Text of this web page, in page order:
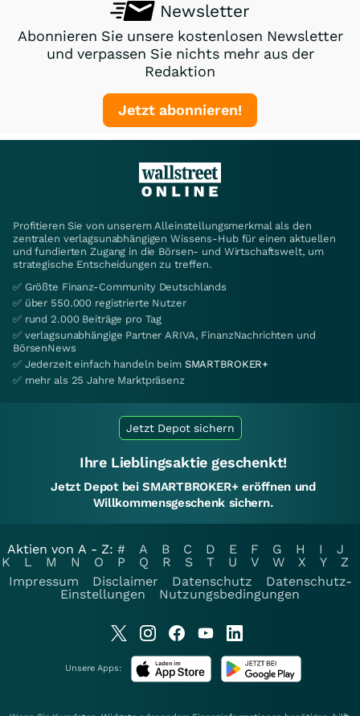
Newsletter
Abonnieren Sie unsere kostenlosen Newsletter
und verpassen Sie nichts mehr aus der
Redaktion
Jetzt abonnieren!
Profitieren Sie von unserem Alleinstellungsmerkmal als den
zentralen verlagsunabhängigen Wissens-Hub für einen aktuellen
und fundierten Zugang in die Börsen- und Wirtschaftswelt, um
strategische Entscheidungen zu treffen.
✅ Größte Finanz-Community Deutschlands
✅ über 550.000 registrierte Nutzer
✅ rund 2.000 Beiträge pro Tag
✅ verlagsunabhängige Partner ARIVA, FinanzNachrichten und
BörsenNews
✅ Jederzeit einfach handeln beim SMARTBROKER+
✅ mehr als 25 Jahre Marktpräsenz
Jetzt Depot sichern
Ihre Lieblingsaktie geschenkt!
Jetzt Depot bei SMARTBROKER+ eröffnen und
Willkommensgeschenk sichern.
Aktien von A - Z: # A B C D E F G H I
J
K
L M N O P Q R S T U V W X Y
Z
Impressum
Disclaimer Datenschutz
Datenschutz-
Einstellungen
Nutzungsbedingungen
Unsere Apps: